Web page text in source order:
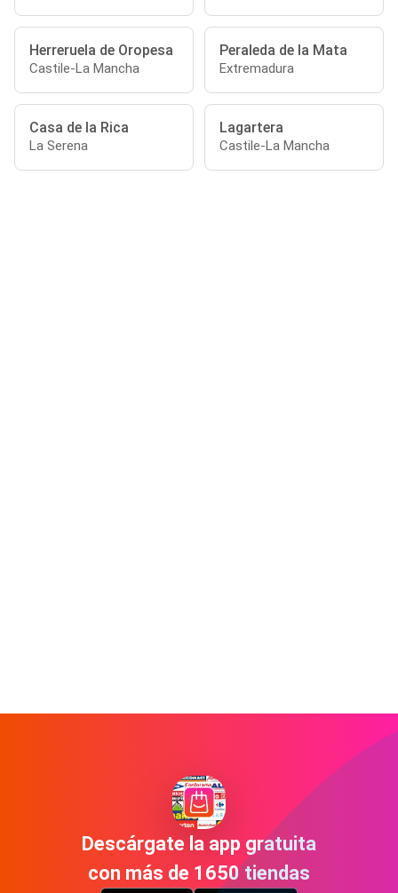
Herreruela de Oropesa
Castile-La Mancha
Peraleda de la Mata
Extremadura
Casa de la Rica
La Serena
Lagartera
Castile-La Mancha
Descárgate la app gratuita
con más de 1650 tiendas